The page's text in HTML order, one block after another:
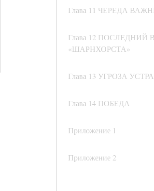
Глава 11 ЧЕРЕДА
Глава 12 ПОСЛЕДНИЙ
«ШАРНХОРСТА»
Глава 13 УГРОЗА
Глава 14 ПОБЕДА
Приложение 1
Приложение 2